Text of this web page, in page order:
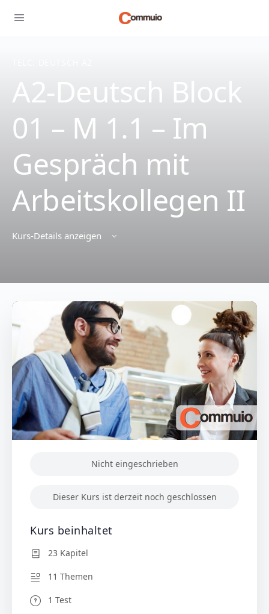
A2-Deutsch Block
01 – M 1.1 – Im
Gespräch mit
Arbeitskollegen II
Kurs-Details anzeigen
Nicht eingeschrieben
Dieser Kurs ist derzeit noch geschlossen
Kurs beinhaltet
23 Kapitel
11 Themen
1 Test